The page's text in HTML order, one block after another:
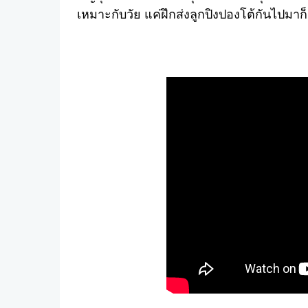
เหมาะกับวัย แค่ฝึกส่งลูกปิงปองโต้กันไปมา